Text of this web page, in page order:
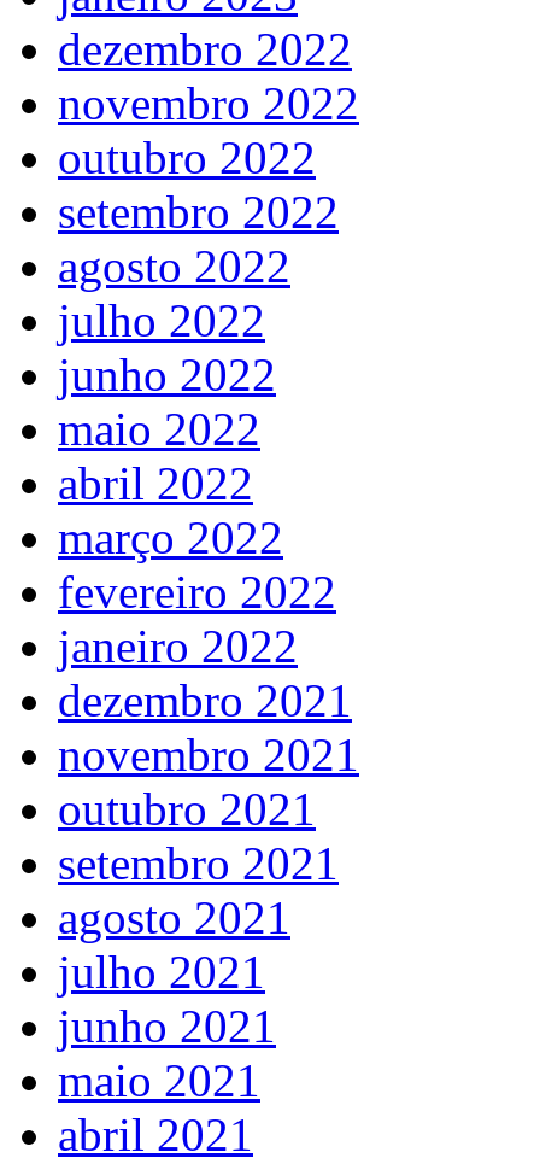
dezembro 2022
novembro 2022
outubro 2022
setembro 2022
agosto 2022
julho 2022
junho 2022
maio 2022
abril 2022
março 2022
fevereiro 2022
janeiro 2022
dezembro 2021
novembro 2021
outubro 2021
setembro 2021
agosto 2021
julho 2021
junho 2021
maio 2021
abril 2021